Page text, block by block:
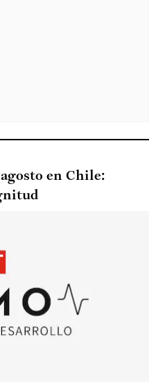
en Chile: